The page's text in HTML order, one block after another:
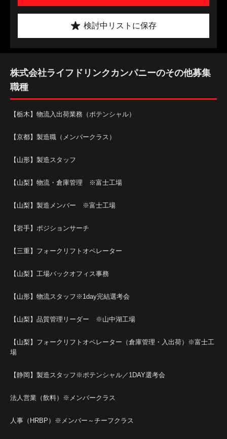
検討中リストに保存
株式会社ライフドリンクカンパニーのその他募集
職種
【栃木】物流入出荷業務（ポテンシャル）
【京都】製造職（メンバークラス）
【山形】製造スタッフ
【山梨】物流・倉庫管理 ※富士工場
【山梨】製造メンバー ※富士工場
【岩手】ポジションサーチ
【三重】フォークリフトオペレーター
【山梨】工場バックオフィス事務
【山形】物流スタッフ※1day完結選考会
【山梨】品質管理リーダー ※山中湖工場
【山梨】フォークリフトオペレーター（倉庫管理・入出荷）※富士工
場
【静岡】製造スタッフ※ポテンシャル／1DAY選考会
法人営業（飲料）※メンバークラス
人事（HRBP）※メンバー～チーフクラス